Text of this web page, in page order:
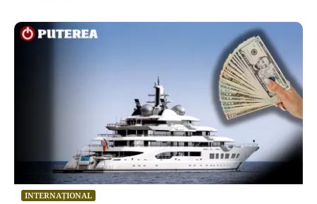
INTERNAȚIONAL